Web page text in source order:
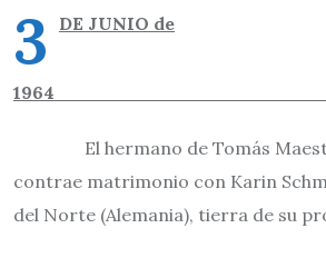
3 DE JUNIO de
El hermano de Tomás
contrae matrimonio con Karin
del Norte (Alemania), tierra de su